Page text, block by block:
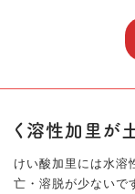
く溶性加里が
けい酸加里には水溶
亡・溶脱が少ないで